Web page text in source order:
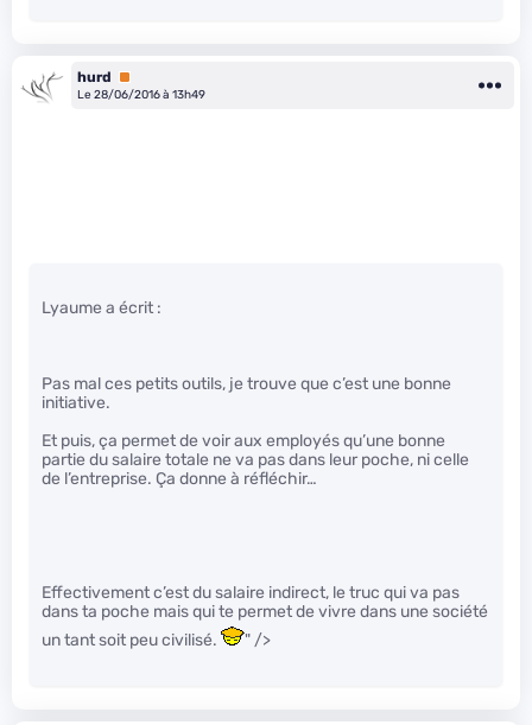
hurd
Premium
Le 28/06/2016 à 13h49
Lyaume a écrit :
Pas mal ces petits outils, je trouve que c’est une bonne
initiative.
Et puis, ça permet de voir aux employés qu’une bonne
partie du salaire totale ne va pas dans leur poche, ni celle
de l’entreprise. Ça donne à réfléchir…
Effectivement c’est du salaire indirect, le truc qui va pas
dans ta poche mais qui te permet de vivre dans une société
un tant soit peu civilisé.
" />